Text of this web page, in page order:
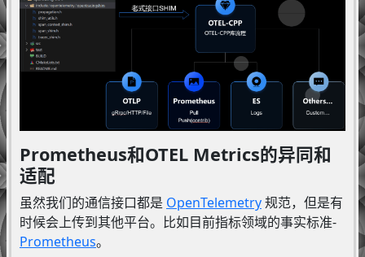
Prometheus和OTEL Metrics的异同和
适配
虽然我们的通信接口都是 OpenTelemetry规范，但是有
时候会上传到其他平台。比如目前指标领域的事实标准-
Prometheus。